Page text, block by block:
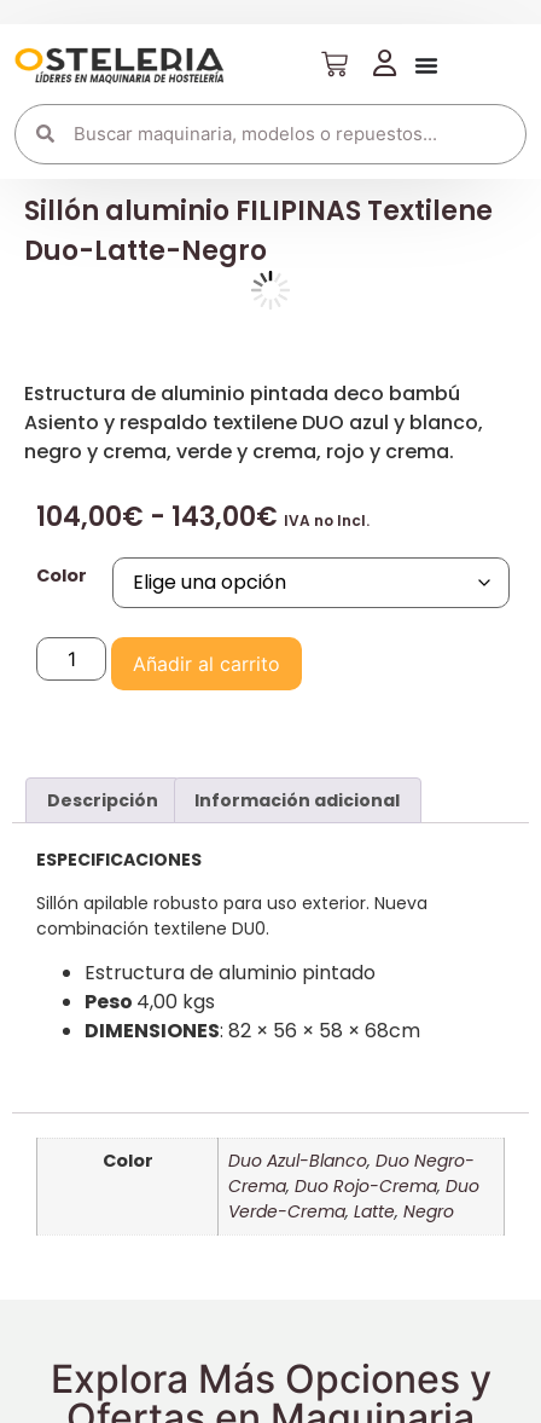
Sillón aluminio FILIPINAS Textilene
Duo-Latte-Negro
Estructura de aluminio pintada deco bambú
Asiento y respaldo textilene DUO azul y blanco,
negro y crema, verde y crema, rojo y crema.
104,00€ - 143,00€ IVA no Incl.
Color
Añadir al carrito
Descripción Información adicional
ESPECIFICACIONES
Sillón apilable robusto para uso exterior. Nueva
combinación textilene DU0.
Estructura de aluminio pintado
Peso 4,00 kgs
DIMENSIONES: 82 × 56 × 58 × 68cm
Color Duo Azul-Blanco, Duo Negro-
Crema, Duo Rojo-Crema, Duo
Verde-Crema, Latte, Negro
Explora Más Opciones y